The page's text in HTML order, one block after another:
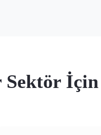
Sektör